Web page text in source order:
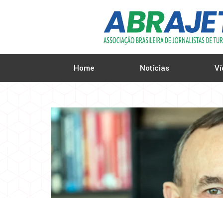
Home Notícias